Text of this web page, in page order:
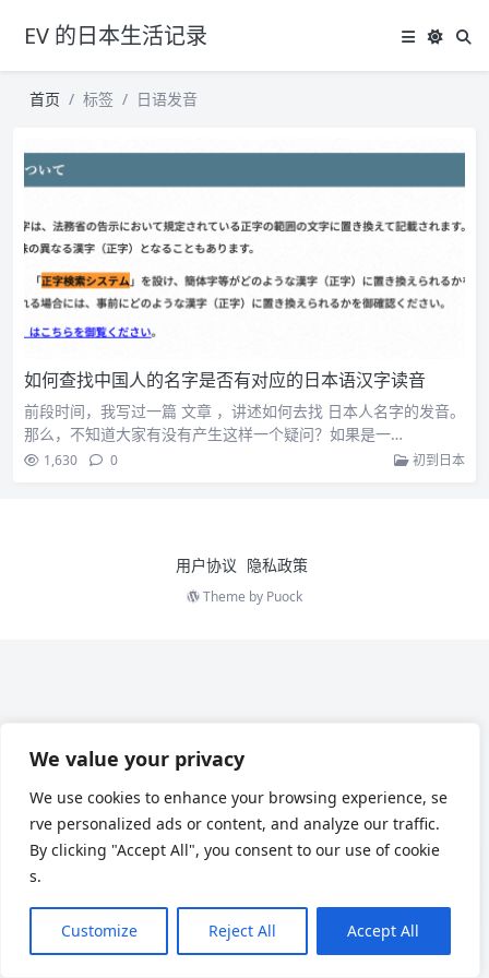
We value your privacy
We use cookies to enhance your browsing experience, se
rve personalized ads or content, and analyze our traffic.
By clicking "Accept All", you consent to our use of cookie
s.
Customize Reject All Accept All
EV 的日本生活记录
首页 标签 日语发音
如何查找中国人的名字是否有对应的日本语汉字读音
前段时间，我写过一篇 文章 ，讲述如何去找 日本人名字的发音。
那么，不知道大家有没有产生这样一个疑问？如果是一…
1,630 0 初到日本
用户协议 隐私政策
Theme by Puock